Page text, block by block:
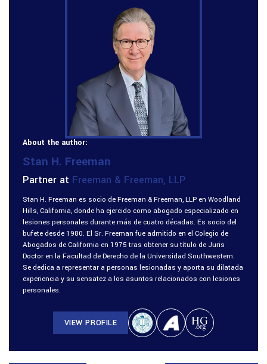
About the author:
Stan H. Freeman
Partner at Freeman & Freeman, LLP
Stan H. Freeman es socio de Freeman & Freeman, LLP en Woodland
Hills, California, donde ha ejercido como abogado especializado en
lesiones personales durante más de cuatro décadas. Es socio del
bufete desde 1980. El Sr. Freeman fue admitido en el Colegio de
Abogados de California en 1975 tras obtener su título de Juris
Doctor en la Facultad de Derecho de la Universidad Southwestern.
Se dedica a representar a personas lesionadas y aporta su dilatada
experiencia y su sensatez a los asuntos relacionados con lesiones
personales.
VIEW PROFILE